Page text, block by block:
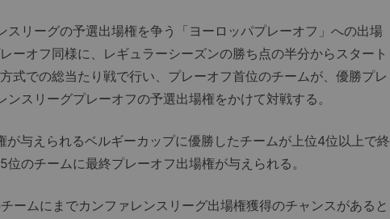
リーグの予選出場権を争う「ヨーロッパプレーオフ」への出場
ーオフ同様に、レギュラーシーズンの勝ち点の半分からスタート
式での総当たり戦で行い、プレーオフ首位のチームが、優勝プレ
スリーグプレーオフの予選出場権をかけて対戦する。
与えられるベルギーカップに優勝したチームが上位4位以上で終
のチームに最終プレーオフ出場権が与えられる。
ームにまでカンファレンスリーグ出場権獲得のチャンスがあると